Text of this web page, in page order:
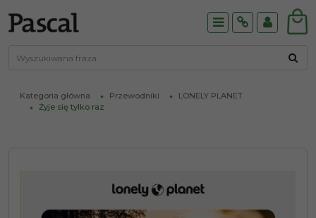
MenuInfoPanel
Kategoria główna Przewodniki
LONELY PLANET
Żyje się tylko raz